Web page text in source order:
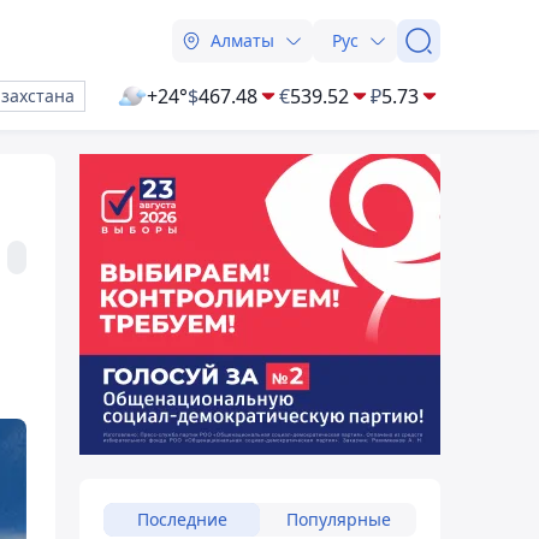
Алматы Рус
+24°$467.48 €539.52 ₽5.73
Последние Популярные